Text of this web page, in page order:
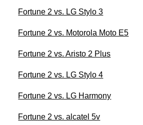
Fortune 2 vs. LG Stylo 3
Fortune 2 vs. Motorola Moto E5
Fortune 2 vs. Aristo 2 Plus
Fortune 2 vs. LG Stylo 4
Fortune 2 vs. LG Harmony
Fortune 2 vs. alcatel 5v